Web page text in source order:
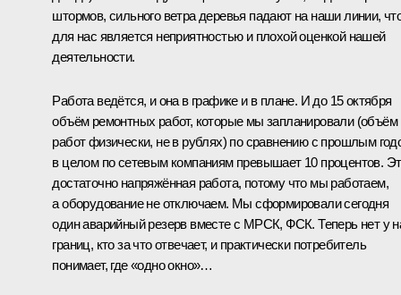
штормов, сильного ветра деревья падают на наши линии,
для нас является неприятностью и плохой оценкой нашей
деятельности.
Работа ведётся, и она в графике и в плане. И до 15 октября
объём ремонтных работ, которые мы запланировали (объём
работ физически, не в рублях) по сравнению с прошлым
в целом по сетевым компаниям превышает 10 процентов.
достаточно напряжённая работа, потому что мы работаем,
а оборудование не отключаем. Мы сформировали сегодня
один аварийный резерв вместе с МРСК, ФСК. Теперь нет у
границ, кто за что отвечает, и практически потребитель
понимает, где «одно окно»…